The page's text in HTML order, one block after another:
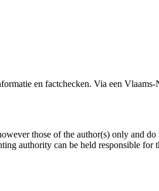
en factchecken. Via een
those of the author(s) only and
authority can be held responsible for